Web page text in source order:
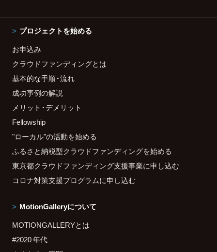
プロジェクトを始める
お申込み
クラウドファンディングとは
基本的な手順・流れ
成功事例の解説
メリット・デメリット
Fellowship
"ローカル"の活動を始める
ふるさと納税型クラウドファンディングを始める
東京都クラウドファンディング支援事業に申し込む
コロナ対策支援プログラムに申し込む
MotionGalleryについて
MOTIONGALLERYとは
#2020 年代